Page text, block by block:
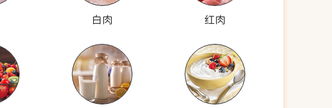
白肉 红肉